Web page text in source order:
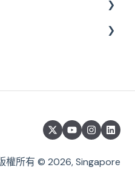
｜全方位排班系統看完
權所有 © 2026, Singapore